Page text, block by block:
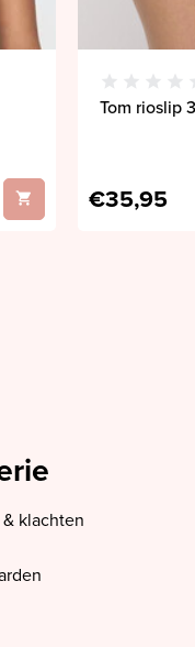
Tom rioslip
€35,95
klachten